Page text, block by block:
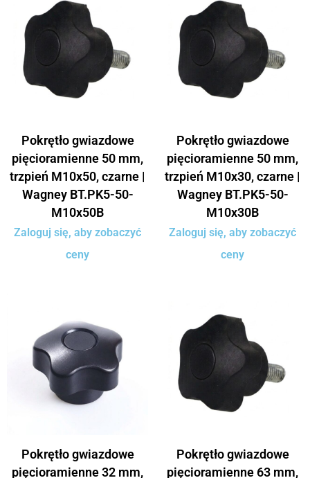
Pokrętło gwiazdowe
pięcioramienne 50 mm,
trzpień M10x50, czarne |
Wagney BT.PK5-50-
M10x50B
Zaloguj się, aby zobaczyć
ceny
Pokrętło gwiazdowe
pięcioramienne 50 mm,
trzpień M10x30, czarne |
Wagney BT.PK5-50-
M10x30B
Zaloguj się, aby zobaczyć
ceny
Pokrętło gwiazdowe
pięcioramienne 32 mm,
Pokrętło gwiazdowe
pięcioramienne 63 mm,